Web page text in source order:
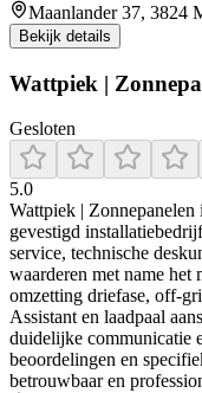
Maanlander 37, 3824
Bekijk details
Wattpiek |
Gesloten
5.0
Wattpiek | Zonnepanelen
gevestigd
service, technische
waarderen met name het
omzetting driefase,
Assistant en laadpaal
duidelijke communicatie
beoordelingen en
betrouwbaar en